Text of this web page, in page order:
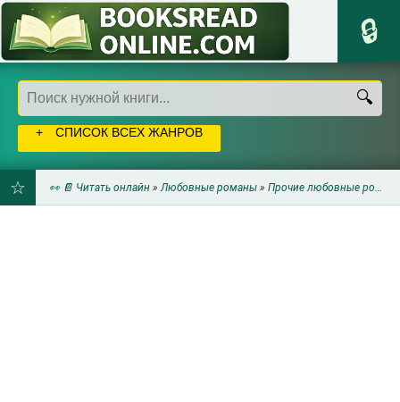
СПИСОК ВСЕХ ЖАНРОВ
👀 📔 Читать онлайн »Любовные романы » Прочие любовные романы